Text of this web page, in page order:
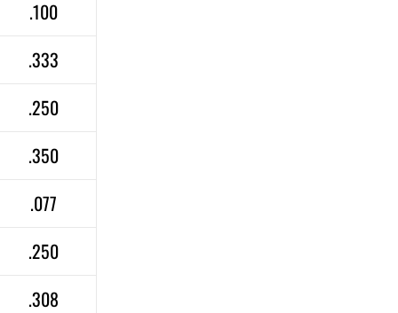
.100
.333
.250
.350
.077
.250
.308